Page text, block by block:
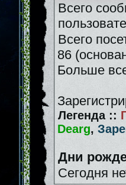
Всего
Всего
86
Больше
Легенда ::
Dearg,
Дни
Сегодня